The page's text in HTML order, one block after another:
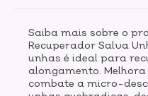
Saiba mais sobre o
Recuperador Salva
unhas é ideal para
alongamento.
combate a micro-